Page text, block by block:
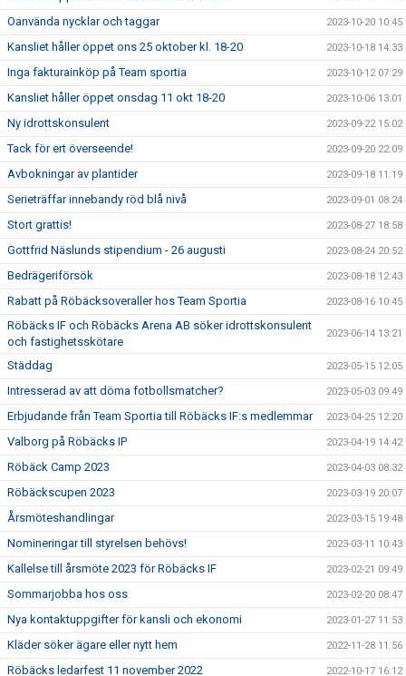
Oanvända nycklar och taggar 2023-10-20 10:45
Kansliet håller öppet ons 25 oktober kl. 18-20 2023-10-18 14:33
Inga fakturainköp på Team sportia 2023-10-12 07:29
Kansliet håller öppet onsdag 11 okt 18-20 2023-10-06 13:01
Ny idrottskonsulent 2023-09-22 15:02
Tack för ert överseende! 2023-09-20 22:09
Avbokningar av plantider 2023-09-18 11:19
Serieträffar innebandy röd blå nivå 2023-09-01 08:24
Stort grattis! 2023-08-27 18:58
Gottfrid Näslunds stipendium - 26 augusti 2023-08-24 20:52
Bedrägeriförsök 2023-08-18 12:43
Rabatt på Röbäcksoveraller hos Team Sportia 2023-08-16 10:45
Röbäcks IF och Röbäcks Arena AB söker idrottskonsulent
och fastighetsskötare
2023-06-14 13:21
Städdag 2023-05-15 12:05
Intresserad av att döma fotbollsmatcher? 2023-05-03 09:49
Erbjudande från Team Sportia till Röbäcks IF:s medlemmar 2023-04-25 12:20
Valborg på Röbäcks IP 2023-04-19 14:42
Röbäck Camp 2023 2023-04-03 08:32
Röbäckscupen 2023 2023-03-19 20:07
Årsmöteshandlingar 2023-03-15 19:48
Nomineringar till styrelsen behövs! 2023-03-11 10:43
Kallelse till årsmöte 2023 för Röbäcks IF 2023-02-21 09:49
Sommarjobba hos oss 2023-02-20 08:47
Nya kontaktuppgifter för kansli och ekonomi 2023-01-27 11:53
Kläder söker ägare eller nytt hem 2022-11-28 11:56
Röbäcks ledarfest 11 november 2022 2022-10-17 16:12